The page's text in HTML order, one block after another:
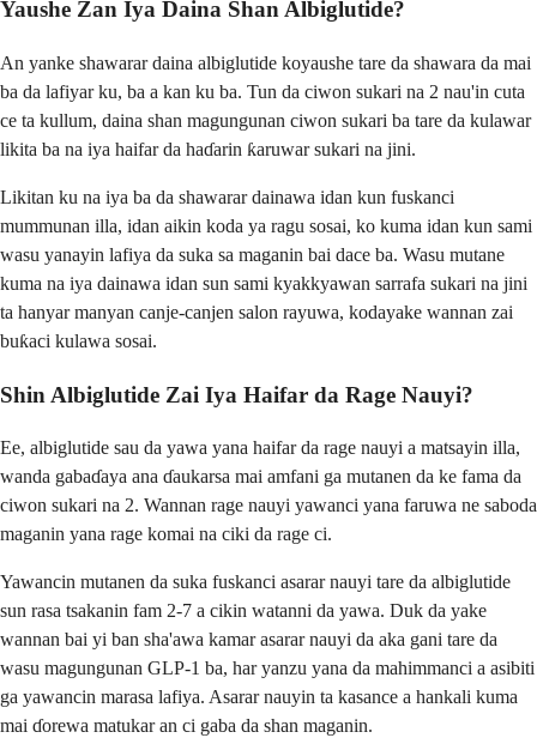
Yaushe Zan Iya Daina Shan Albiglutide?
An yanke shawarar daina albiglutide koyaushe tare da shawara da mai
ba da lafiyar ku, ba a kan ku ba. Tun da ciwon sukari na 2 nau'in cuta
ce ta kullum, daina shan magungunan ciwon sukari ba tare da kulawar
likita ba na iya haifar da haɗarin ƙaruwar sukari na jini.
Likitan ku na iya ba da shawarar dainawa idan kun fuskanci
mummunan illa, idan aikin koda ya ragu sosai, ko kuma idan kun sami
wasu yanayin lafiya da suka sa maganin bai dace ba. Wasu mutane
kuma na iya dainawa idan sun sami kyakkyawan sarrafa sukari na jini
ta hanyar manyan canje-canjen salon rayuwa, kodayake wannan zai
buƙaci kulawa sosai.
Shin Albiglutide Zai Iya Haifar da Rage Nauyi?
Ee, albiglutide sau da yawa yana haifar da rage nauyi a matsayin illa,
wanda gabaɗaya ana ɗaukarsa mai amfani ga mutanen da ke fama da
ciwon sukari na 2. Wannan rage nauyi yawanci yana faruwa ne saboda
maganin yana rage komai na ciki da rage ci.
Yawancin mutanen da suka fuskanci asarar nauyi tare da albiglutide
sun rasa tsakanin fam 2-7 a cikin watanni da yawa. Duk da yake
wannan bai yi ban sha'awa kamar asarar nauyi da aka gani tare da
wasu magungunan GLP-1 ba, har yanzu yana da mahimmanci a asibiti
ga yawancin marasa lafiya. Asarar nauyin ta kasance a hankali kuma
mai ɗorewa matukar an ci gaba da shan maganin.